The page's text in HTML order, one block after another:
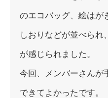
のエコバッグ、絵はが
しおりなどが並べられ
が感じられました。
今回、メンバーさんが
できてよかったです。